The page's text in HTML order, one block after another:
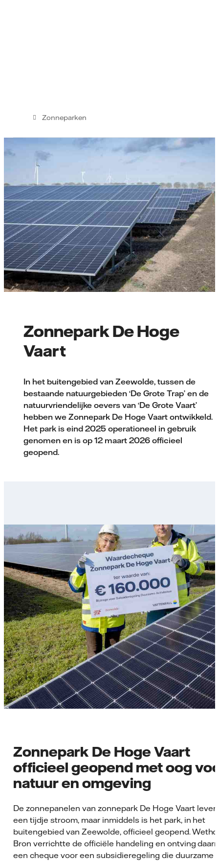
Zonneparken
Zonnepark De Hoge
Vaart
In het buitengebied van Zeewolde, tussen de
bestaande natuurgebieden ‘De Grote Trap’ en de
natuurvriende­lijke oevers van ‘De Grote Vaart’
hebben we Zonnepark De Hoge Vaart ontwikkeld.
Het park is eind 2025 operationeel in gebruik
genomen en is op 12 maart 2026 officieel
geopend.
Zonnepark De Hoge Vaart
officieel geopend met oog
natuur en omgeving
De zonnepanelen van zonnepark De Hoge Vaart
een tijdje stroom, maar inmiddels is het park, in het
buitengebied van Zeewolde, officieel geopend.
Bron verrichtte de officiële handeling en ontving
een cheque voor een subsidieregeling die duurzame